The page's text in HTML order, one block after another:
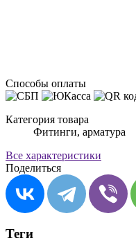
Способы оплаты
Категория товара
Фитинги, арматура
Все характеристики
Поделиться
Теги